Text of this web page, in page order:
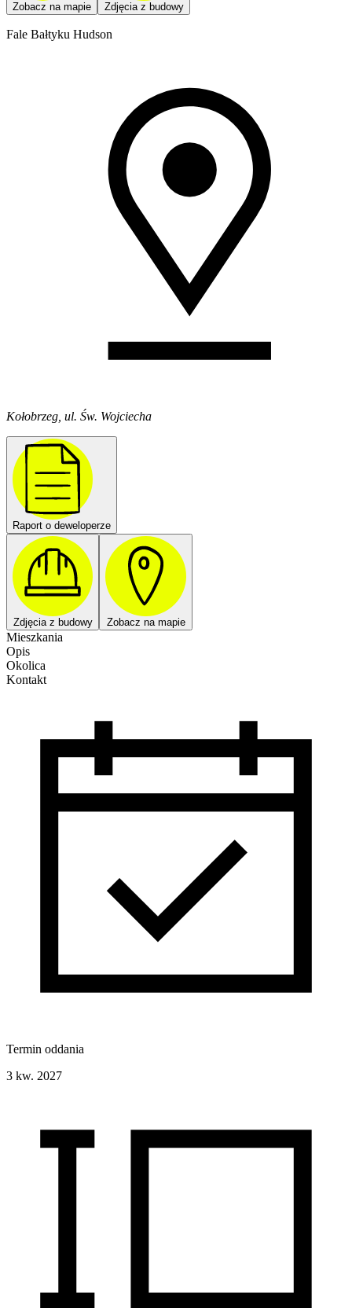
Zobacz na mapie Zdjęcia z budowy
Fale Bałtyku Hudson
Kołobrzeg, ul. Św. Wojciecha
Raport o deweloperze
Zdjęcia z budowy Zobacz na mapie
Mieszkania
Opis
Okolica
Kontakt
Termin oddania
3 kw. 2027